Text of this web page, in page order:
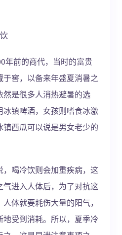
年前的商代，当时的富贵
窖，以备来年盛夏消暑之
是很多人消热避暑的选
镇啤酒，女孩则嗜食冰激
西瓜可以说是男女老少的
喝冷饮则会加重疾病，这
进入人体后，为了对抗这
体就要耗伤大量的阳气，
受到消耗。所以，夏季冷